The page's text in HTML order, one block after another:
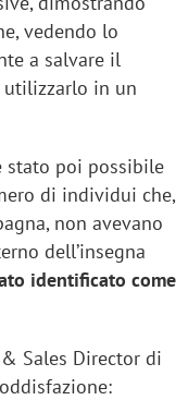
vedendo lo
a salvare il
in un
stato poi possibile
di individui che,
non avevano
dell’insegna
identificato come
Sales Director di